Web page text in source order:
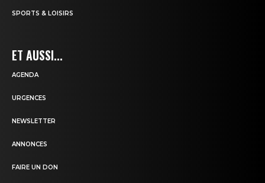
SPORTS & LOISIRS
ET AUSSI...
AGENDA
URGENCES
NEWSLETTER
ANNONCES
FAIRE UN DON